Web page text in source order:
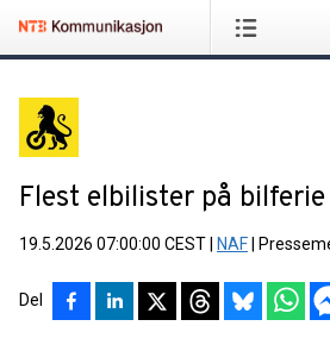
Flest elbilister på bilferie
19.5.2026 07:00:00 CEST NAF
Del